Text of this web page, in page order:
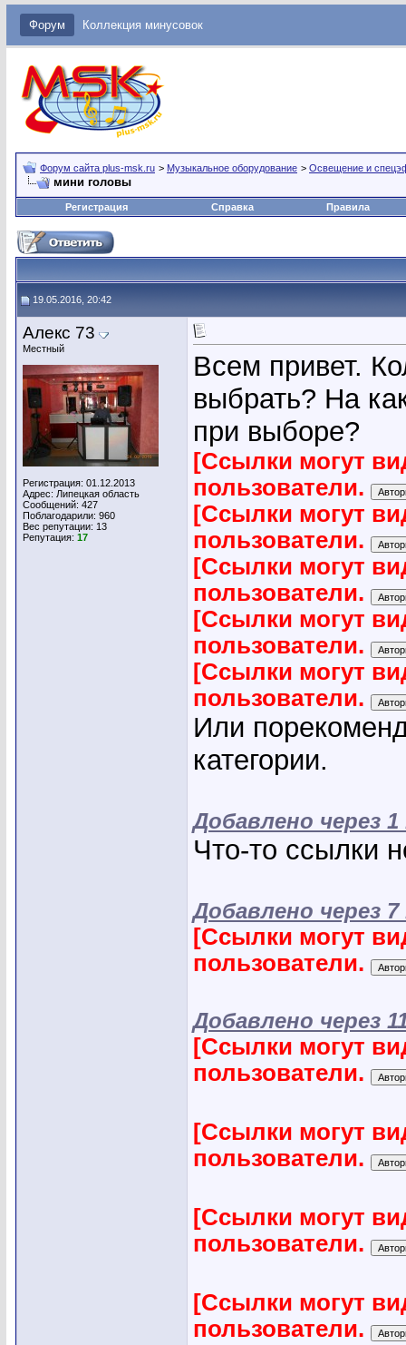
Форум Коллекция минусовок
Форум сайта plus-msk.ru > Музыкальное оборудование > Освещение и
мини головы
Регистрация Справка Правила
19.05.2016, 20:42
Алекс 73
Местный
Регистрация: 01.12.2013
Адрес: Липецкая область
Сообщений: 427
Поблагодарили: 960
Вес репутации: 13
Репутация: 17
Всем привет.
выбрать? На
при выборе?
[Ссылки могут
пользователи.
[Ссылки могут
пользователи.
[Ссылки могут
пользователи.
[Ссылки могут
пользователи.
[Ссылки могут
пользователи.
Или
категории.
Добавлено через
Что-то ссылки
Добавлено через
[Ссылки могут
пользователи.
Добавлено через
[Ссылки могут
пользователи.
[Ссылки могут
пользователи.
[Ссылки могут
пользователи.
[Ссылки могут
пользователи.